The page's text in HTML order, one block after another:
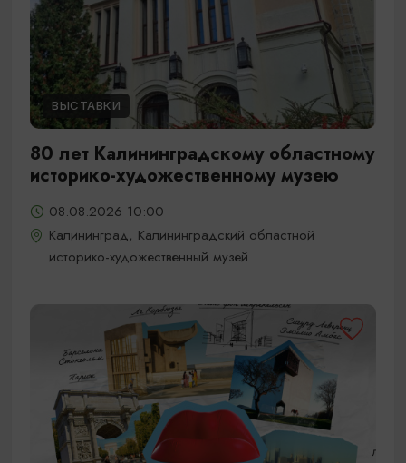
ВЫСТАВКИ
80 лет Калининградскому областному
историко-художественному музею
08.08.2026 10:00
Калининград, Калининградский областной
историко-художественный музей